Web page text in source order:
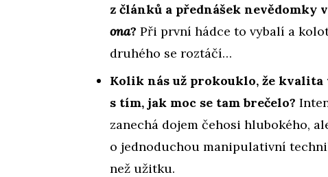
z článků a přednášek nevědomky
ona? Při první hádce to vybalí a
druhého se roztáčí…
Kolik nás už prokouklo, že
s tím, jak moc se tam brečelo?
zanechá dojem čehosi hlubokého,
o jednoduchou manipulativní
než užitku.